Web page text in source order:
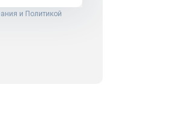
и Политикой